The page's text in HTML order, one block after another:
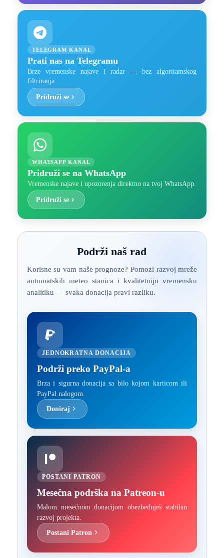
TELEGRAM KANAL
Prati nas na Telegramu
Brze vremenske najave i radar — bez algoritamskog
filtriranja.
Pridruži se
WHATSAPP KANAL
Pridruži se na WhatsApp
Vremenske najave i upozorenja direktno na tvoj WhatsApp.
Pridruži se
Podrži naš rad
Korisne su vam naše prognoze? Pomozi razvoj mreže
automatskih meteo stanica i kvalitetniju vremensku
analitiku — svaka donacija pravi razliku.
JEDNOKRATNA DONACIJA
Podrži preko PayPal-a
Brza i sigurna donacija sa bilo kojom karticom ili
PayPal nalogom.
Doniraj
POSTANI PATRON
Mesečna podrška na Patreon-u
Malom mesečnom donacijom obezbeđuješ stabilan
razvoj projekta.
Postani Patron